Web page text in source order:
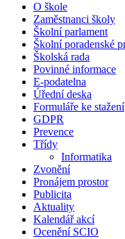
O škole
Zaměstnanci školy
Školní parlament
Školní poradenské
Školská rada
Povinné informace
E-podatelna
Úřední deska
Formuláře ke stažení
GDPR
Prevence
Třídy
Informatika
Zvonění
Pronájem prostor
Publicita
Aktuality
Kalendář akcí
Ocenění SCIO